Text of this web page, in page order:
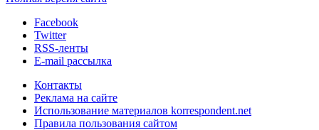
Facebook
Twitter
RSS-ленты
E-mail рассылка
Контакты
Реклама на сайте
Использование материалов korrespondent.net
Правила пользования сайтом